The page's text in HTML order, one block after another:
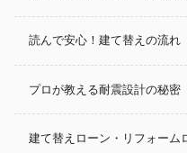
読んで安心！建て替えの流れ
プロが教える耐震設計の秘密
建て替えローン・リフォーム